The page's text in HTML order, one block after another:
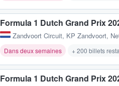
Formula 1 Dutch Grand Prix
Zandvoort Circuit, KP Zandvoort,
Dans deux semaines + 200 billets
Formula 1 Dutch Grand Prix